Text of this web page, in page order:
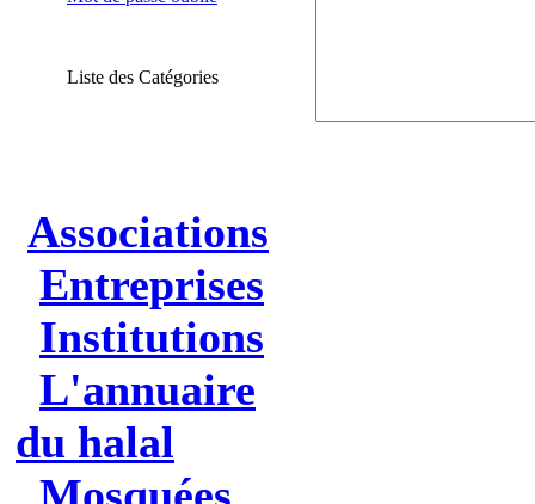
Liste des Catégories
Associations
Entreprises
Institutions
L'annuaire
du halal